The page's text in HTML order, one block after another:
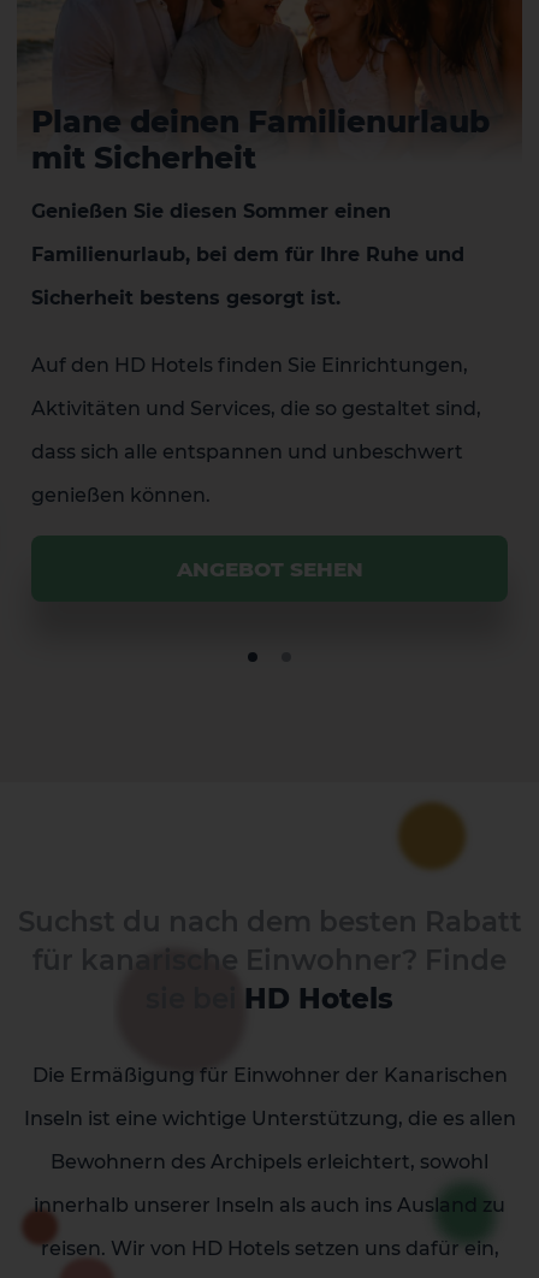
Plane deinen Familienurlaub
mit Sicherheit
Genießen Sie diesen Sommer einen
Familienurlaub, bei dem für Ihre Ruhe und
Sicherheit bestens gesorgt ist.
Auf den HD Hotels finden Sie Einrichtungen,
Aktivitäten und Services, die so gestaltet sind,
dass sich alle entspannen und unbeschwert
genießen können.
ANGEBOT SEHEN
HD Hotels
Die Ermäßigung für Einwohner der Kanarischen
Inseln ist eine wichtige Unterstützung, die es allen
Bewohnern des Archipels erleichtert, sowohl
innerhalb unserer Inseln als auch ins Ausland zu
reisen. Wir von HD Hotels setzen uns dafür ein,